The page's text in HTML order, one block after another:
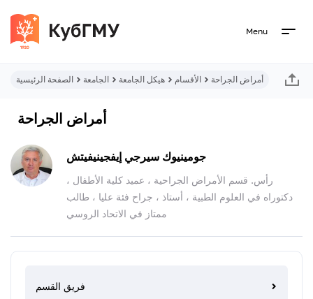
Menu
الصفحة الرئيسية الجامعة هيكل الجامعة الأقسام أمراض الجراحة
أمراض الجراحة
جومينيوك سيرجي إيفجينيفيتش
رأس. قسم الأمراض الجراحية ، عميد كلية الأطفال ،
دكتوراه في العلوم الطبية ، أستاذ ، جراح فئة عليا ، طالب
ممتاز في الاتحاد الروسي
فريق القسم